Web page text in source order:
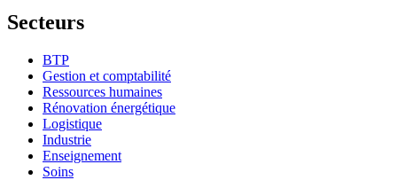
Secteurs
BTP
Gestion et comptabilité
Ressources humaines
Rénovation énergétique
Logistique
Industrie
Enseignement
Soins